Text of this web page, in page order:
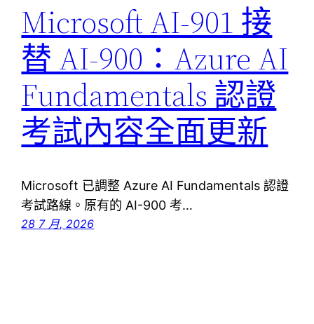
Microsoft AI-901 接
替 AI-900：Azure AI
Fundamentals 認證
考試內容全面更新
Microsoft 已調整 Azure AI Fundamentals 認證
考試路線。原有的 AI-900 考…
28 7 月, 2026